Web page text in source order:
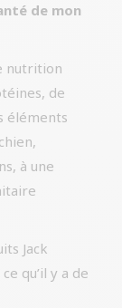
de mon
nutrition
de
éléments
à une
Jack
qu’il y a de